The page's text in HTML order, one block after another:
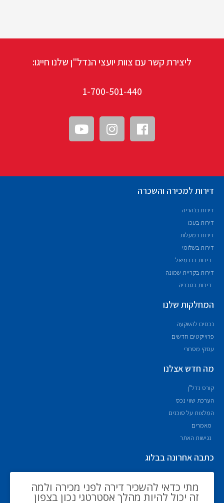
ליצירת קשר עם צוות יועצי הנדל"ן שלנו חייגו:
1-700-501-440
דירות למכירה והשכרה
דירות בנהריה
דירות בעכו
דירות במעלות
דירות בשלומי
דירות בכרמיאל
דירות בקריית שמונה
דירות בטבריה
המחלקות שלנו
נכסים להשקעה
פרוייקטים חדשים
עסקי מסחרי
מה חדש אצלנו
קורס נדל"ן
הערכת שווי נכס
המלצות על סוכנים
מאמרים
נגישות האתר
כתבה אחרונה בבלוג
מתי כדאי להשכיר דירה לפני מכירה ולמה
זה יכול להיות מהלך אסטרטגי נכון בצפון